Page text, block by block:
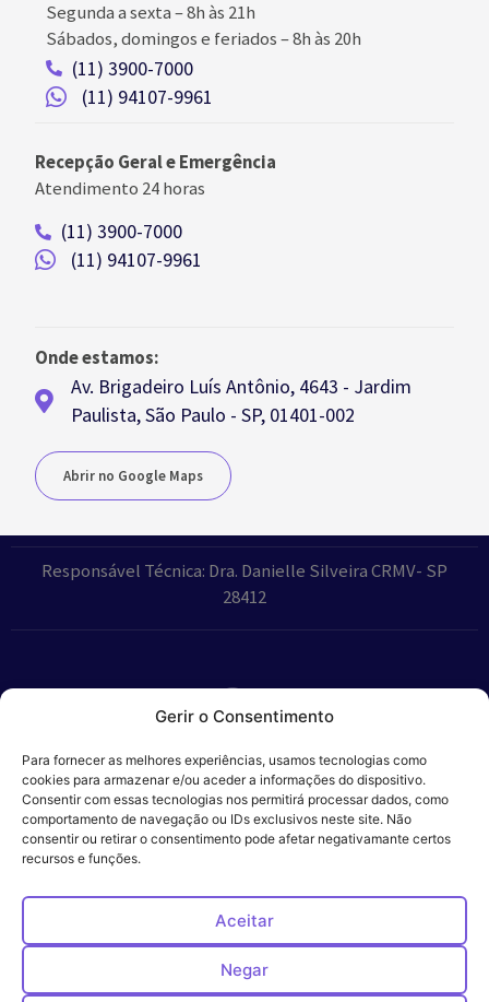
Gerir o Consentimento
Para fornecer as melhores experiências, usamos tecnologias como
cookies para armazenar e/ou aceder a informações do dispositivo.
Consentir com essas tecnologias nos permitirá processar dados, como
comportamento de navegação ou IDs exclusivos neste site. Não
consentir ou retirar o consentimento pode afetar negativamante certos
recursos e funções.
Aceitar
Negar
Segunda a sexta –8h às 21h
Sábados, domingos e feriados–8h às 20h
(11) 3900-7000
(11) 94107-9961
Recepção Geral e Emergência
Atendimento 24 horas
(11) 3900-7000
(11) 94107-9961
Onde estamos:
Av. Brigadeiro Luís Antônio, 4643 - Jardim
Paulista, São Paulo - SP, 01401-002
Abrir no Google Maps
Responsável Técnica: Dra. Danielle Silveira CRMV- SP
28412
Parceiros:
Veros – Hospital
Ética